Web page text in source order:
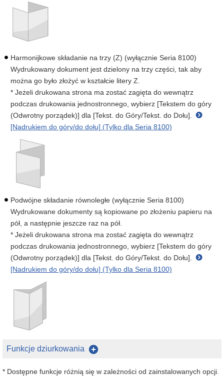
Harmonijkowe składanie na trzy (Z) (wyłącznie Seria 8100)
Wydrukowany dokument jest dzielony na trzy części, tak aby
można go było złożyć w kształcie litery Z.
* Jeżeli drukowana strona ma zostać zagięta do wewnątrz
podczas drukowania jednostronnego, wybierz [Tekstem do góry
(Odwrotny porządek)] dla [Tekst. do Góry/Tekst. do Dołu].
[Nadrukiem do góry/do dołu] (Tylko dla Seria 8100)
Podwójne składanie równoległe (wyłącznie Seria 8100)
Wydrukowane dokumenty są kopiowane po złożeniu papieru na
pół, a następnie jeszcze raz na pół.
* Jeżeli drukowana strona ma zostać zagięta do wewnątrz
podczas drukowania jednostronnego, wybierz [Tekstem do góry
(Odwrotny porządek)] dla [Tekst. do Góry/Tekst. do Dołu].
[Nadrukiem do góry/do dołu] (Tylko dla Seria 8100)
Funkcje dziurkowania
* Dostępne funkcje różnią się w zależności od zainstalowanych opcji.